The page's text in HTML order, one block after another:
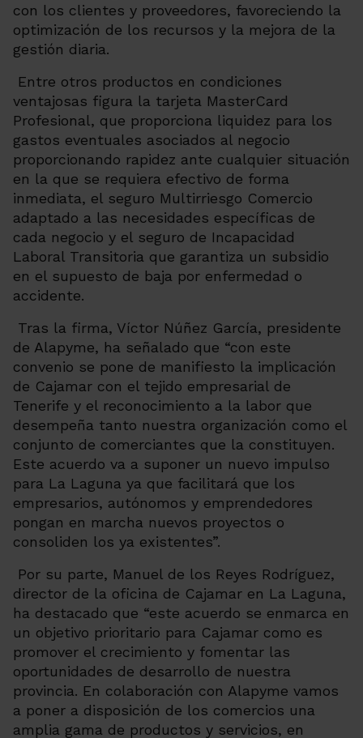
con los clientes y proveedores, favoreciendo la
optimización de los recursos y la mejora de la
gestión diaria.
Entre otros productos en condiciones
ventajosas figura la tarjeta MasterCard
Profesional, que proporciona liquidez para los
gastos eventuales asociados al negocio
proporcionando rapidez ante cualquier situación
en la que se requiera efectivo de forma
inmediata, el seguro Multirriesgo Comercio
adaptado a las necesidades específicas de
cada negocio y el seguro de Incapacidad
Laboral Transitoria que garantiza un subsidio
en el supuesto de baja por enfermedad o
accidente.
Tras la firma, Víctor Núñez García, presidente
de Alapyme, ha señalado que “con este
convenio se pone de manifiesto la implicación
de Cajamar con el tejido empresarial de
Tenerife y el reconocimiento a la labor que
desempeña tanto nuestra organización como el
conjunto de comerciantes que la constituyen.
Este acuerdo va a suponer un nuevo impulso
para La Laguna ya que facilitará que los
empresarios, autónomos y emprendedores
pongan en marcha nuevos proyectos o
consoliden los ya existentes”.
Por su parte, Manuel de los Reyes Rodríguez,
director de la oficina de Cajamar en La Laguna,
ha destacado que “este acuerdo se enmarca en
un objetivo prioritario para Cajamar como es
promover el crecimiento y fomentar las
oportunidades de desarrollo de nuestra
provincia. En colaboración con Alapyme vamos
a poner a disposición de los comercios una
amplia gama de productos y servicios, en